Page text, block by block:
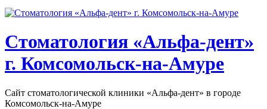
Стоматология «‎Альфа-дент»‎
г. Комсомольск-на-Амуре
Сайт стоматологической клиники «‎Альфа-дент» в городе
Комсомольск-на-Амуре